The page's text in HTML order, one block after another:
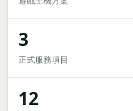
3
正式服務項目
12